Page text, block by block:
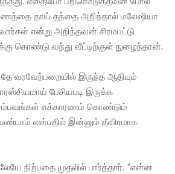
தாய் தந்தை அறிந்தால் மலேஷியா
என்று அறிந்தவன் சிரமபட்டு
கொண்டு வந்து வீட்டிற்குள் நுழைந்தான்.
வரவேற்பறையில் இருந்த ஆதியும்
பேசியபடி இருக்க
எக்காரணம் கொண்டும்
என்பதில் இன்னும் தீவிரமாக
நிற்பதை முதலில் பார்த்தார். “என்ன